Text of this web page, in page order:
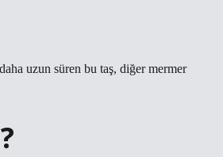
uzun süren bu taş, diğer mermer